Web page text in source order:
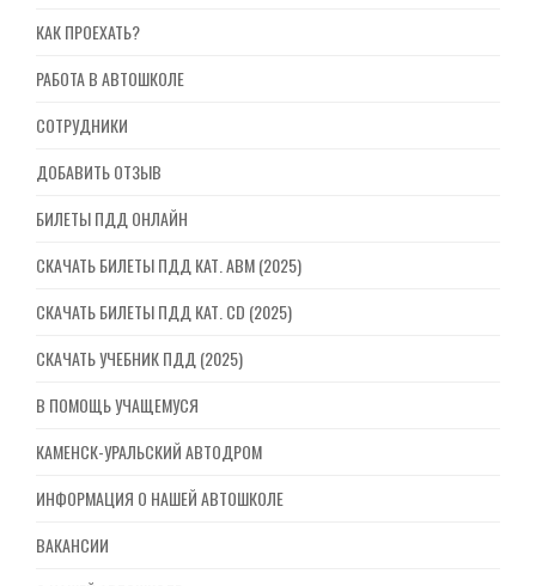
КАК ПРОЕХАТЬ?
РАБОТА В АВТОШКОЛЕ
СОТРУДНИКИ
ДОБАВИТЬ ОТЗЫВ
БИЛЕТЫ ПДД ОНЛАЙН
СКАЧАТЬ БИЛЕТЫ ПДД КАТ. ABM (2025)
СКАЧАТЬ БИЛЕТЫ ПДД КАТ. CD (2025)
СКАЧАТЬ УЧЕБНИК ПДД (2025)
В ПОМОЩЬ УЧАЩЕМУСЯ
КАМЕНСК-УРАЛЬСКИЙ АВТОДРОМ
ИНФОРМАЦИЯ О НАШЕЙ АВТОШКОЛЕ
ВАКАНСИИ